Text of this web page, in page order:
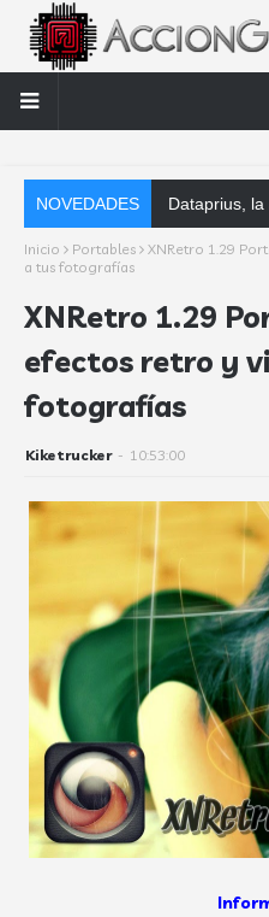
NOVEDADES Dataprius, la alternativa
Inicio Portables
XNRetro 1.29
a tus fotografías
XNRetro 1.29
efectos retro y
fotografías
Kiketrucker - 10:53:00